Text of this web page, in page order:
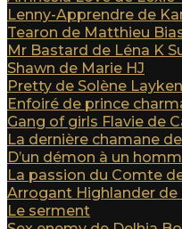
Lenny-Apprendre de
Tearon de Matthieu
Mr Bastard de Léna K
Shawn de Marie HJ
Pretty de Solène Layken
Enfoiré de prince
Gang of girls Flavie de
La dernière chamane
D’un démon à un
La passion du Comte
Arrogant Highlander de
Le serment